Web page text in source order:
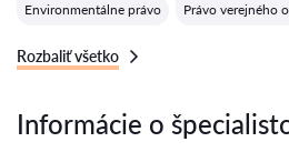
Environmentálne právo Právo verejného
Rozbaliť všetko
Informácie o